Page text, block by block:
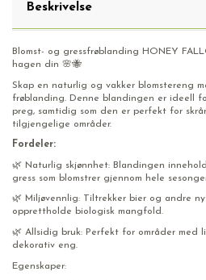
Beskrivelse
Blomst- og gressfrøblanding HONEY
hagen din 🌸🐝
Skap en naturlig og vakker blomstereng
frøblanding. Denne blandingen er ideell
preg, samtidig som den er perfekt for
tilgjengelige områder.
Fordeler:
🌿 Naturlig skjønnhet: Blandingen
gress som blomstrer gjennom hele
🌿 Miljøvennlig: Tiltrekker bier og andre
opprettholde biologisk mangfold.
🌿 Allsidig bruk: Perfekt for områder med
dekorativ eng.
Egenskaper: